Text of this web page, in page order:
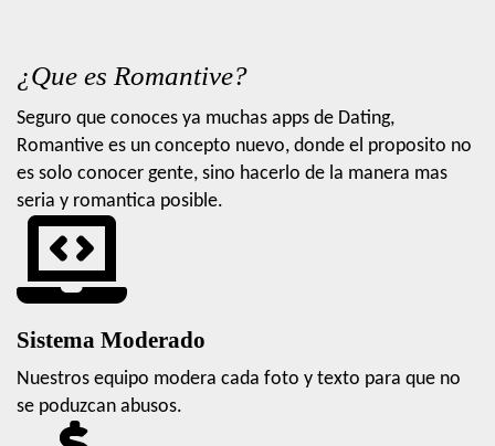
¿Que es Romantive?
Seguro que conoces ya muchas apps de Dating,
Romantive es un concepto nuevo, donde el proposito no
es solo conocer gente, sino hacerlo de la manera mas
seria y romantica posible.
Sistema Moderado
Nuestros equipo modera cada foto y texto para que no
se poduzcan abusos.